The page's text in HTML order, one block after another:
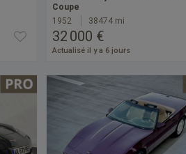
Coupe
1952
38474 mi
32 000 €
Actualisé il y a 6 jours